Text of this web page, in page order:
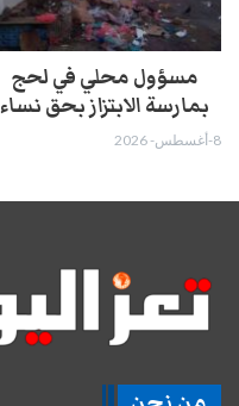
مسؤول محلي في لحج
بمارسة الابتزاز بحق نساء
8-أغسطس- 2026